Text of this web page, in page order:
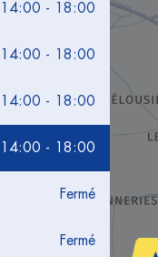
14:00 - 18:00
14:00 - 18:00
14:00 - 18:00
14:00 - 18:00
Fermé
Fermé